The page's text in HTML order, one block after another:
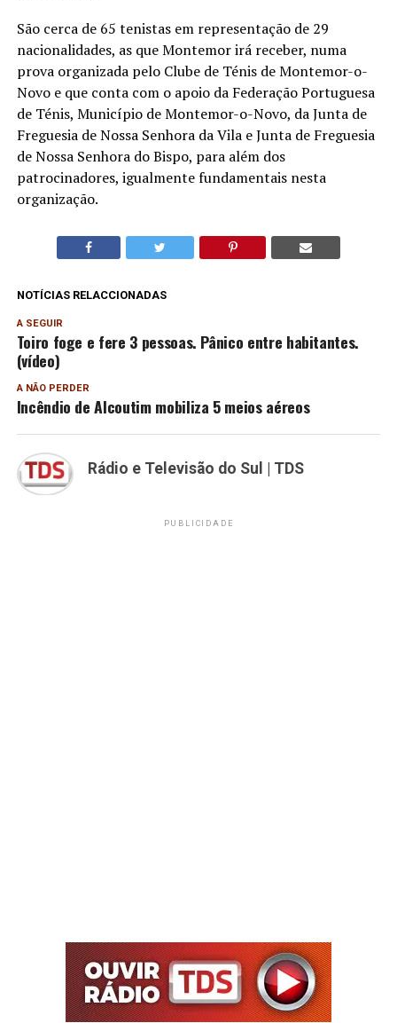
São cerca de 65 tenistas em representação de 29
nacionalidades, as que Montemor irá receber, numa
prova organizada pelo Clube de Ténis de Montemor-o-
Novo e que conta com o apoio da Federação Portuguesa
de Ténis, Município de Montemor-o-Novo, da Junta de
Freguesia de Nossa Senhora da Vila e Junta de Freguesia
de Nossa Senhora do Bispo, para além dos
patrocinadores, igualmente fundamentais nesta
organização.
NOTÍCIAS RELACCIONADAS
A SEGUIR
Toiro foge e fere 3 pessoas. Pânico entre habitantes.
(vídeo)
A NÃO PERDER
Incêndio de Alcoutim mobiliza 5 meios aéreos
Rádio e Televisão do Sul | TDS
PUBLICIDADE